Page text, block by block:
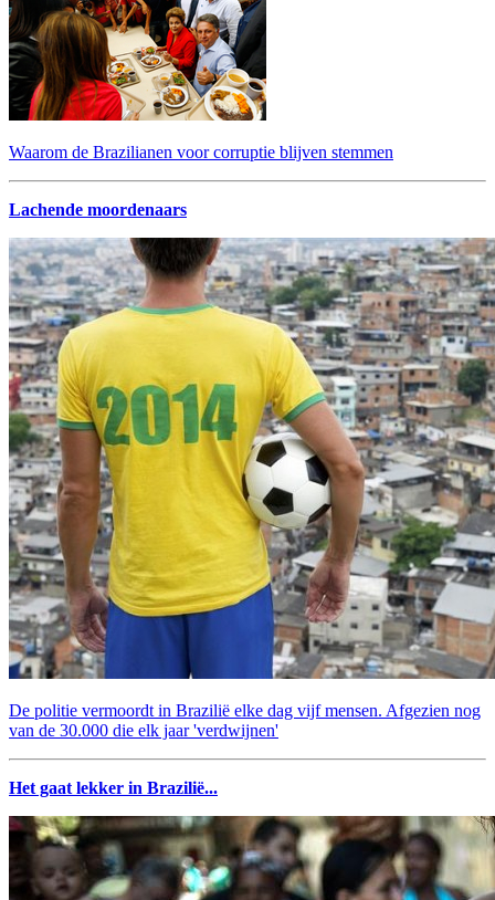
Waarom de Brazilianen voor corruptie blijven stemmen
Lachende moordenaars
De politie vermoordt in Brazilië elke dag vijf mensen. Afgezien nog
van de 30.000 die elk jaar 'verdwijnen'
Het gaat lekker in Brazilië...